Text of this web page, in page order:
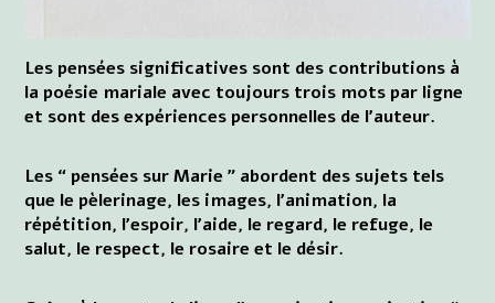
Les pensées significatives sont des contributions à
la poésie mariale avec toujours trois mots par ligne
et sont des expériences personnelles de l'auteur.
Les “ pensées sur Marie ” abordent des sujets tels
que le pèlerinage, les images, l'animation, la
répétition, l'espoir, l'aide, le regard, le refuge, le
salut, le respect, le rosaire et le désir.